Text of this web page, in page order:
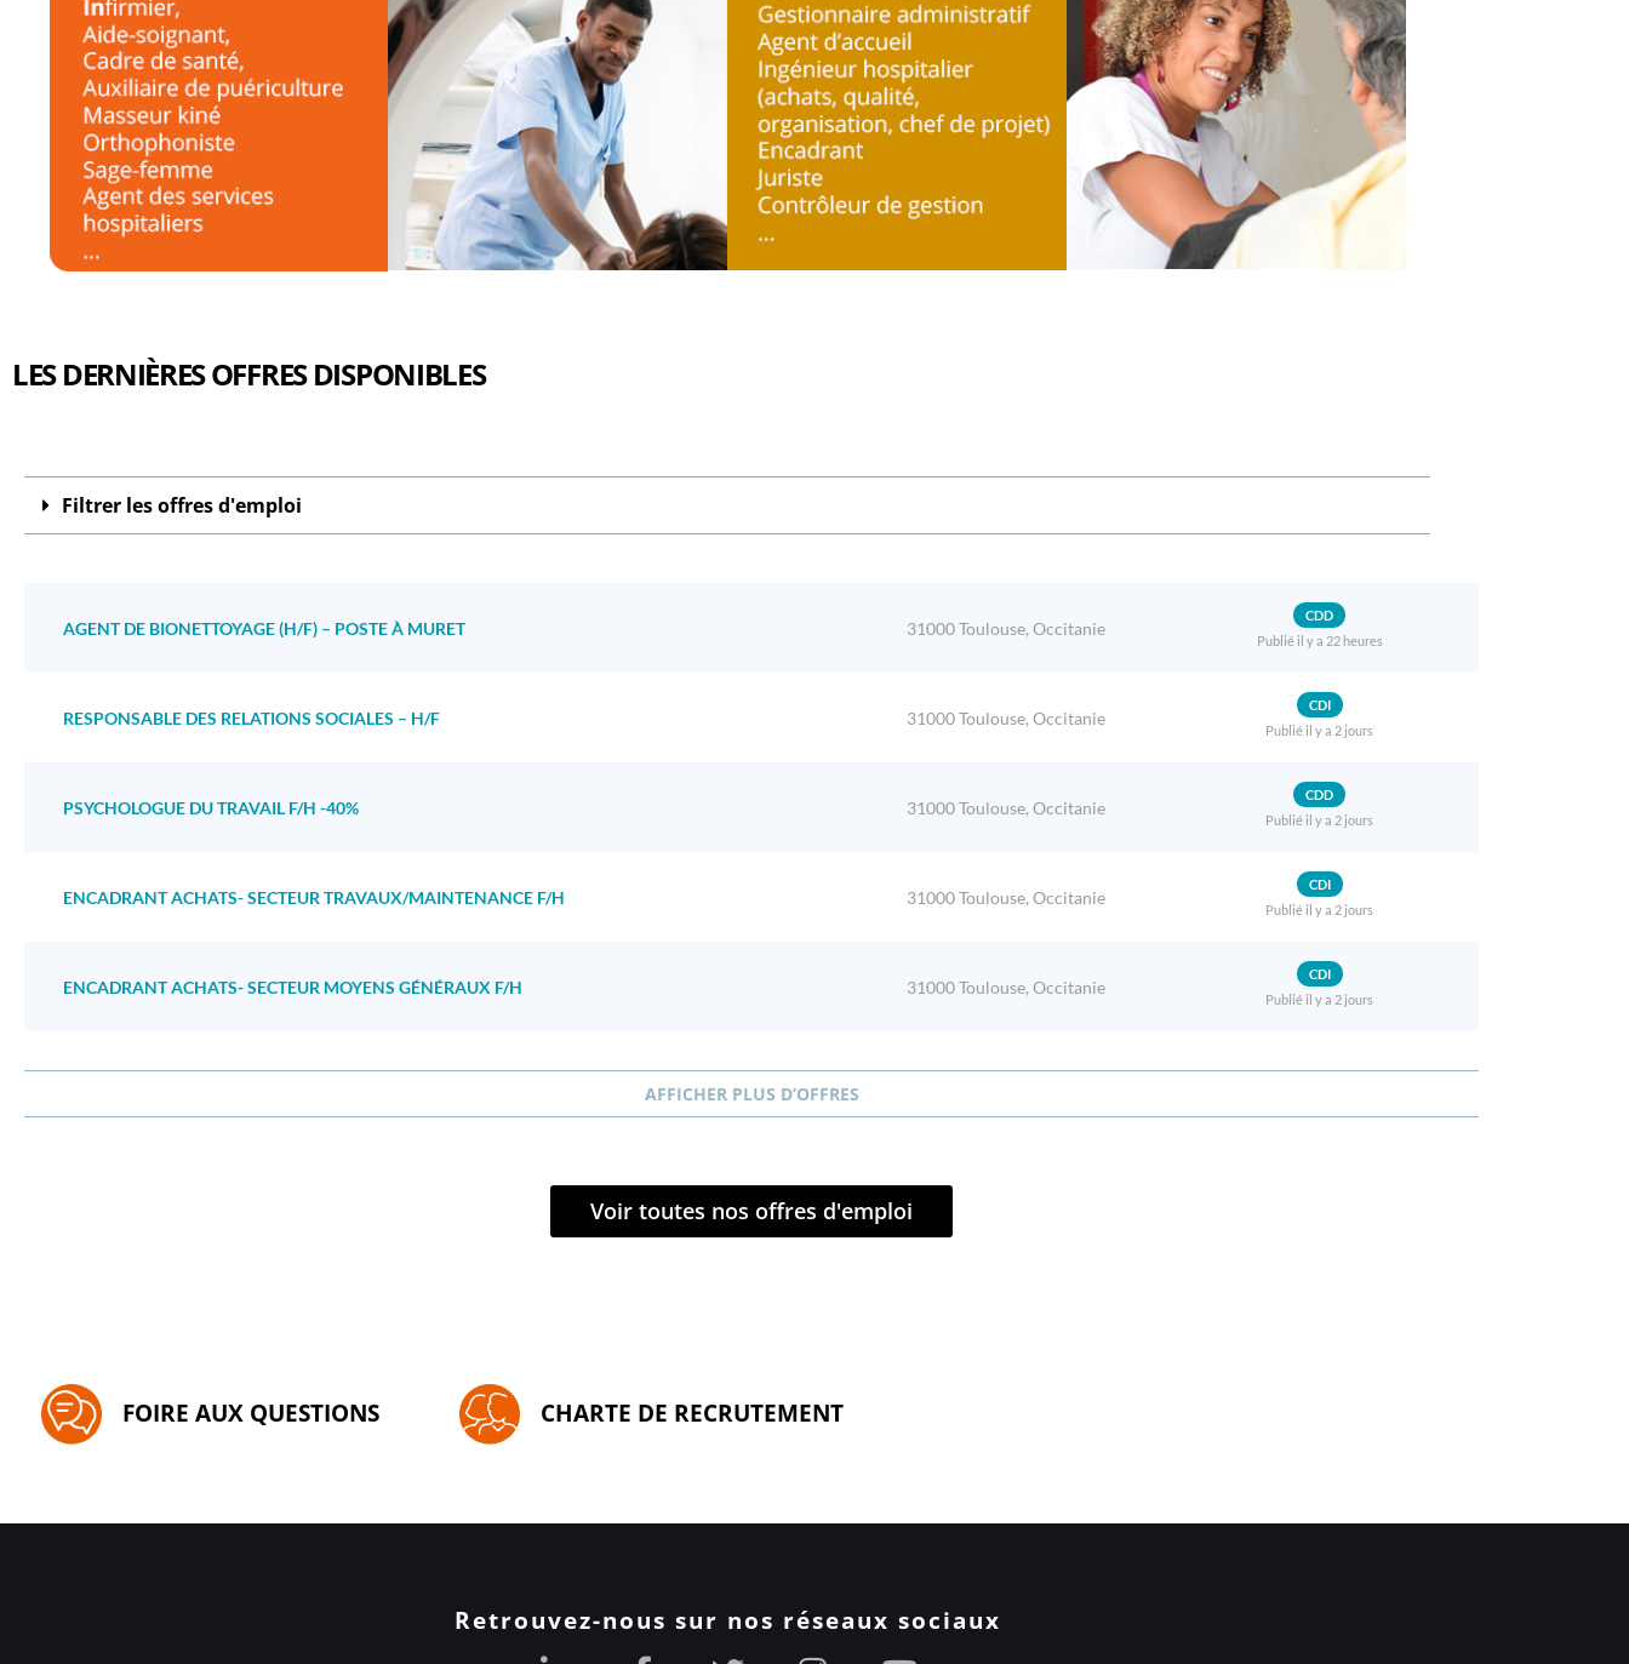
LES DERNIÈRES OFFRES DISPONIBLES
Filtrer les offres d'emploi
AGENT DE BIONETTOYAGE (H/F) – POSTE À MURET 31000 Toulouse, Occitanie
CDD
Publié il y a 22 heures
RESPONSABLE DES RELATIONS SOCIALES – H/F 31000 Toulouse, Occitanie
CDI
Publié il y a 2 jours
PSYCHOLOGUE DU TRAVAIL F/H -40% 31000 Toulouse, Occitanie
CDD
Publié il y a 2 jours
ENCADRANT ACHATS- SECTEUR TRAVAUX/MAINTENANCE F/H 31000 Toulouse, Occitanie
CDI
Publié il y a 2 jours
ENCADRANT ACHATS- SECTEUR MOYENS GÉNÉRAUX F/H 31000 Toulouse, Occitanie
CDI
Publié il y a 2 jours
AFFICHER PLUS D’OFFRES
Voir toutes nos offres d'emploi
FOIRE AUX QUESTIONS CHARTE DE RECRUTEMENT
Retrouvez-nous sur nos réseaux sociaux